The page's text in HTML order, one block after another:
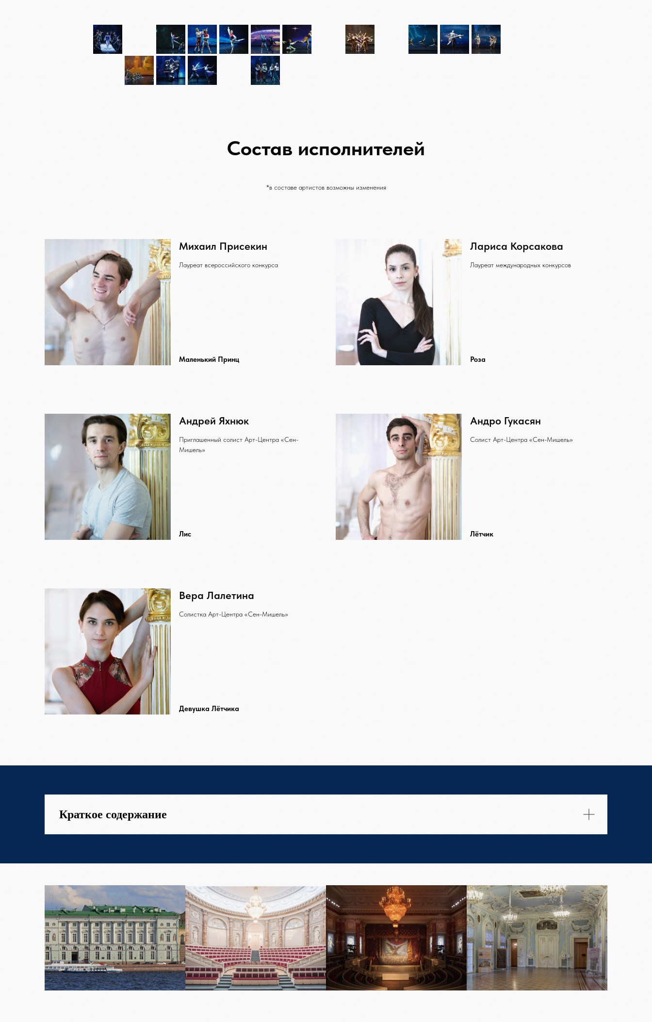
Состав исполнителей
*в составе артистов возможны изменения
Михаил Присекин
Лауреат всероссийского конкурса
Маленький Принц
Лариса Корсакова
Лауреат международных конкурсов
Роза
Андрей Яхнюк
Приглашенный солист Арт-Центра «Сен-
Мишель»
Лис
Андро Гукасян
Солист Арт-Центра «Сен-Мишель»
Лётчик
Вера Лалетина
Солистка Арт-Центра «Сен-Мишель»
Девушка Лётчика
Краткое содержание